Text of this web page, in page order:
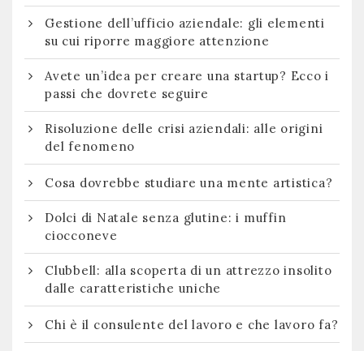
Gestione dell’ufficio aziendale: gli elementi
su cui riporre maggiore attenzione
Avete un’idea per creare una startup? Ecco i
passi che dovrete seguire
Risoluzione delle crisi aziendali: alle origini
del fenomeno
Cosa dovrebbe studiare una mente artistica?
Dolci di Natale senza glutine: i muffin
ciocconeve
Clubbell: alla scoperta di un attrezzo insolito
dalle caratteristiche uniche
Chi è il consulente del lavoro e che lavoro fa?